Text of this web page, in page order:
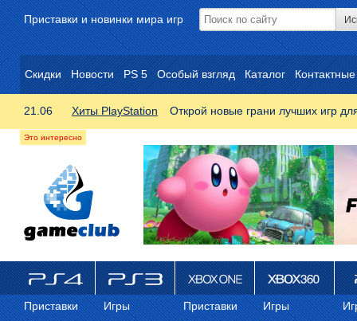
Приставки и новинки мира игр
Скидки Новости PS 5 Особый взгляд Каталог
21.06 Хиты PlayStation Открой новые грани лучших игр
ps4
Приставки
PS3
Игры
Xbox One
Приставки
Xbox 360
Игры